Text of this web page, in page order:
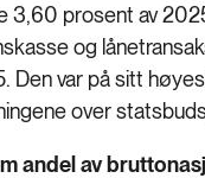
3,60 prosent av
og
var på sitt
over
andel av